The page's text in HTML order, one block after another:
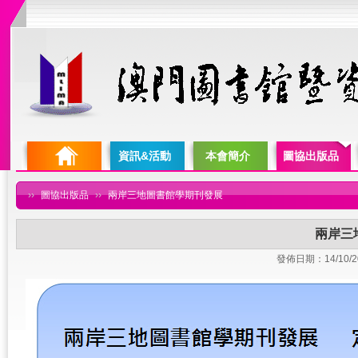
資訊&活動 本會簡介 圖協出版品
›› 圖協出版品 ›› 兩岸三地圖書館學期刊發展
兩岸三
發佈日期：14/10/